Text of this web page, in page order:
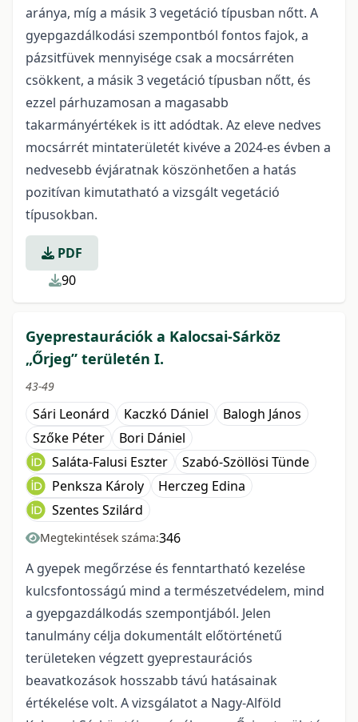
aránya, míg a másik 3 vegetáció típusban nőtt. A
gyepgazdálkodási szempontból fontos fajok, a
pázsitfüvek mennyisége csak a mocsárréten
csökkent, a másik 3 vegetáció típusban nőtt, és
ezzel párhuzamosan a magasabb
takarmányértékek is itt adódtak. Az eleve nedves
mocsárrét mintaterületét kivéve a 2024-es évben a
nedvesebb évjáratnak köszönhetően a hatás
pozitívan kimutatható a vizsgált vegetáció
típusokban.
PDF
90
Gyeprestaurációk a Kalocsai-Sárköz
„Őrjeg” területén I.
43-49
Sári Leonárd Kaczkó Dániel
Balogh János
Szőke Péter
Bori Dániel
Saláta-Falusi Eszter
Szabó-Szöllösi Tünde
Penksza Károly
Herczeg Edina
Szentes Szilárd
Megtekintések száma:346
A gyepek megőrzése és fenntartható kezelése
kulcsfontosságú mind a természetvédelem, mind
a gyepgazdálkodás szempontjából. Jelen
tanulmány célja dokumentált előtörténetű
területeken végzett gyeprestaurációs
beavatkozások hosszabb távú hatásainak
értékelése volt. A vizsgálatot a Nagy-Alföld